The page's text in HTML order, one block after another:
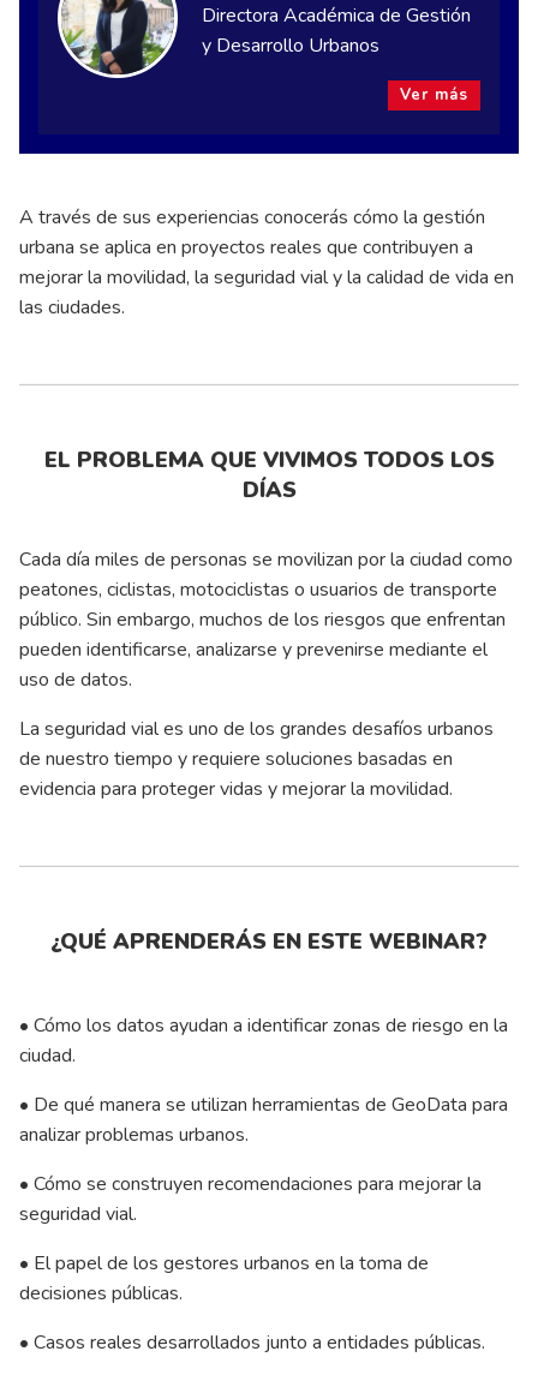
Directora Académica de Gestión
y Desarrollo Urbanos
Ver más
A través de sus experiencias conocerás cómo la gestión
urbana se aplica en proyectos reales que contribuyen a
mejorar la movilidad, la seguridad vial y la calidad de vida en
las ciudades.
EL PROBLEMA QUE VIVIMOS TODOS LOS
DÍAS
Cada día miles de personas se movilizan por la ciudad como
peatones, ciclistas, motociclistas o usuarios de transporte
público. Sin embargo, muchos de los riesgos que enfrentan
pueden identificarse, analizarse y prevenirse mediante el
uso de datos.
La seguridad vial es uno de los grandes desafíos urbanos
de nuestro tiempo y requiere soluciones basadas en
evidencia para proteger vidas y mejorar la movilidad.
¿QUÉ APRENDERÁS EN ESTE WEBINAR?
• Cómo los datos ayudan a identificar zonas de riesgo en la
ciudad.
• De qué manera se utilizan herramientas de GeoData para
analizar problemas urbanos.
• Cómo se construyen recomendaciones para mejorar la
seguridad vial.
• El papel de los gestores urbanos en la toma de
decisiones públicas.
• Casos reales desarrollados junto a entidades públicas.